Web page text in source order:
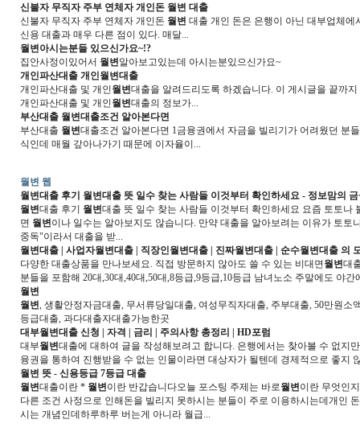
신불자 무직자 주부 연체자 개인돈 월변 대출
신불자 무직자 주부 연체자 개인돈 월변 대출 개인 돈은 은행이 아닌 대부업체
신용 대출과 매우 다른 점이 있다. 매달...
월변아시는분들 있으신가요~!?
집안사정이있어서 월변알아보고있는데 아시는분있으신가요~
개인파산대출 개인월변대출
개인파산대출 및 개인월변대출을 알려드리도록 하겠습니다. 이 게시글을 끝까
개인파산대출 및 개인월변대출의 정보가...
부산대출 월변대출조건 알아본다면
부산대출 월변대출조건 알아본다면 1금융권에서 자금을 빌리기가 어려웠던 분
식인데 매월 갚아나가기 때문에 이자율이...
월변 웹
월변대출 후기 월변대출 뜻 일수 찾는 사람들 이것부터 확인하세요 - 정보맘의
월변대출 후기 월변대출 뜻 일수 찾는 사람들 이것부터 확인하세요 요즘 토토
면 월변이나 일수는 알아보지도 않습니다. 만약 대출을 알아보려는 이유가 토
중독"이라서 대출을 받...
월변대출 | 사업자월변대출 | 직장인월변대출 | 진짜월변대출 | 순수월변대출 의
다양한 대출상품을 만나보세요. 직접 방문하지 않아도 쓸 수 있는 비대면 월변대
분들을 포함해 20대,30대,40대,50대,8등급,9등급,10등급 남녀노소 주말에도 야
월변
월변, 생활안정자금대출, 무서류당일대출, 여성무직자대출, 주부대출, 50만원
등급대출, 과다대출자대출가능한곳
대부월변대출 신청 | 자격 | 금리 | 주의사항 총정리 | HD포럼
대부월변대출에 대하여 글을 작성해보려고 합니다. 은행에서는 찾아볼 수 없지
융권을 통하여 진행받을 수 없는 인물이라면 대상자가 될텐데 경제적으로 좋지
월변 뜻 - 신용등급 7등급 대출
월변대출이란 * 월변이란 반갑습니다오늘 포스팅 주제는 바로월변이란 무엇인
다른 조건 사정으로 인해돈을 빌리지 못하시는 분들이 주로 이용하시는데개인
시는 개념인데하루하루 버는게 아니라 월급...